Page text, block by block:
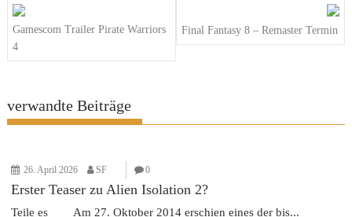
Gamescom Trailer Pirate Warriors
4
Final Fantasy 8 – Remaster Termin
verwandte Beiträge
26. April 2026 SF 0
Erster Teaser zu Alien Isolation 2?
Teile es Am 27. Oktober 2014 erschien eines der bis...